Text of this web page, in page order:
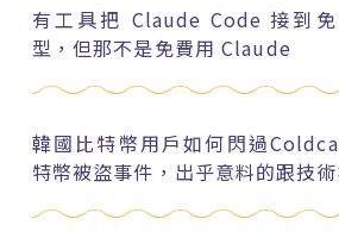
有工具把 Claude Code 接到
型，但那不是免費用 Claude
韓國比特幣用戶如何閃過
特幣被盜事件，出乎意料的跟技